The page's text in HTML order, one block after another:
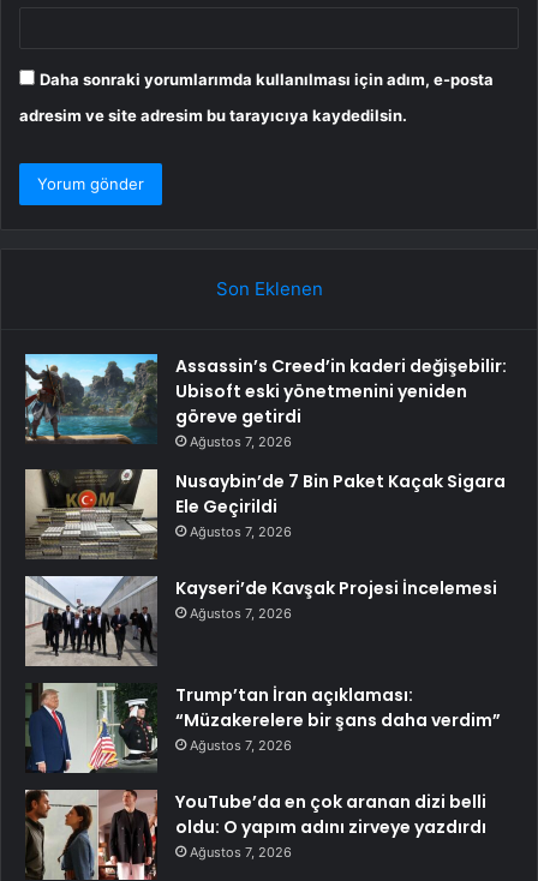
Daha sonraki yorumlarımda kullanılması için adım, e-posta
adresim ve site adresim bu tarayıcıya kaydedilsin.
Son Eklenen
Assassin’s Creed’in kaderi değişebilir:
Ubisoft eski yönetmenini yeniden
göreve getirdi
Ağustos 7, 2026
Nusaybin’de 7 Bin Paket Kaçak Sigara
Ele Geçirildi
Ağustos 7, 2026
Kayseri’de Kavşak Projesi İncelemesi
Ağustos 7, 2026
Trump’tan İran açıklaması:
“Müzakerelere bir şans daha verdim”
Ağustos 7, 2026
YouTube’da en çok aranan dizi belli
oldu: O yapım adını zirveye yazdırdı
Ağustos 7, 2026